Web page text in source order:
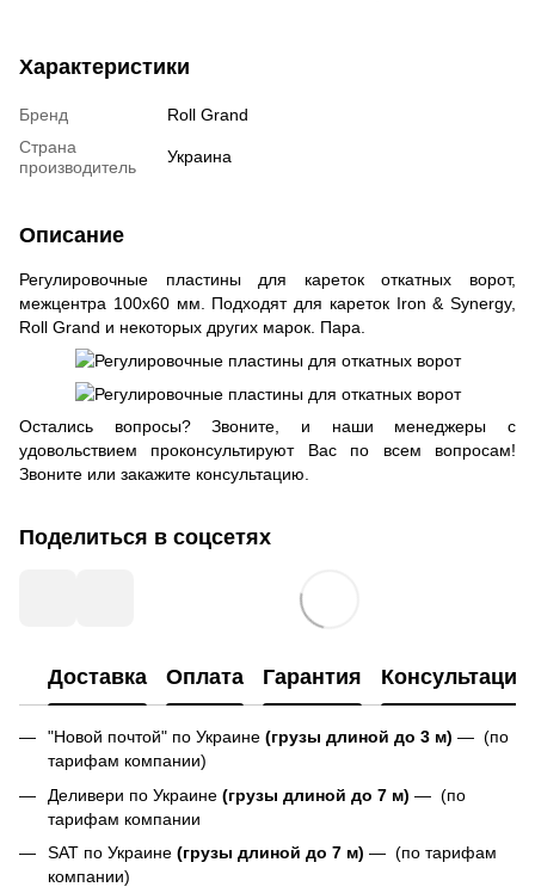
Характеристики
Бренд
Roll Grand
Страна
производитель
Украина
Описание
Регулировочные пластины для кареток откатных ворот,
межцентра 100х60 мм. Подходят для кареток Iron & Synergy,
Roll Grand и некоторых других марок. Пара.
Остались вопросы? Звоните, и наши менеджеры с
удовольствием проконсультируют Вас по всем вопросам!
Звоните или закажите консультацию.
Поделиться в соцсетях
Доставка Оплата Гарантия Консультация
"Новой почтой" по Украине (грузы длиной до 3 м) — (по
тарифам компании)
Деливери по Украине (грузы длиной до 7 м) — (по
тарифам компании
SAT по Украине (грузы длиной до 7 м) — (по тарифам
компании)